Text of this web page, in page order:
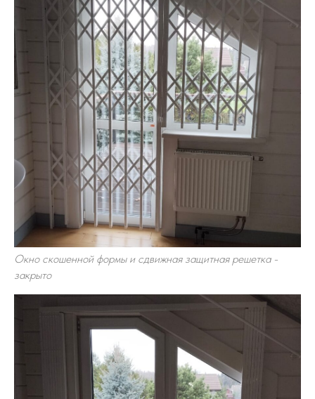
Окно скошенной формы и сдвижная защитная решетка -
закрыто